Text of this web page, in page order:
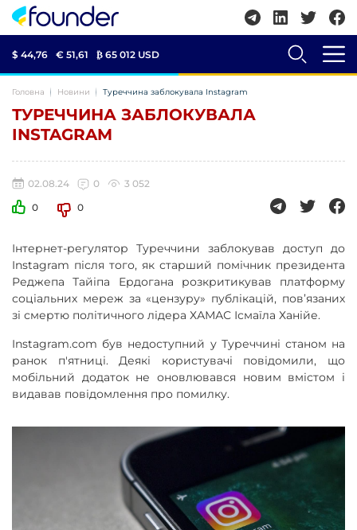
$ 44,76 € 51,61 ₿ 65 012 USD
Головна Новини Туреччина заблокувала Instagram
ТУРЕЧЧИНА ЗАБЛОКУВАЛА
INSTAGRAM
02.08.24 0
3 052
0
0
Інтернет-регулятор Туреччини заблокував доступ до
Instagram після того, як старший помічник президента
Реджепа Тайіпа Ердогана розкритикував платформу
соціальних мереж за «цензуру» публікацій, пов’язаних
зі смертю політичного лідера ХАМАС Ісмаїла Ханійе.
Instagram.com був недоступний у Туреччині станом на
ранок п'ятниці. Деякі користувачі повідомили, що
мобільний додаток не оновлювався новим вмістом і
видавав повідомлення про помилку.